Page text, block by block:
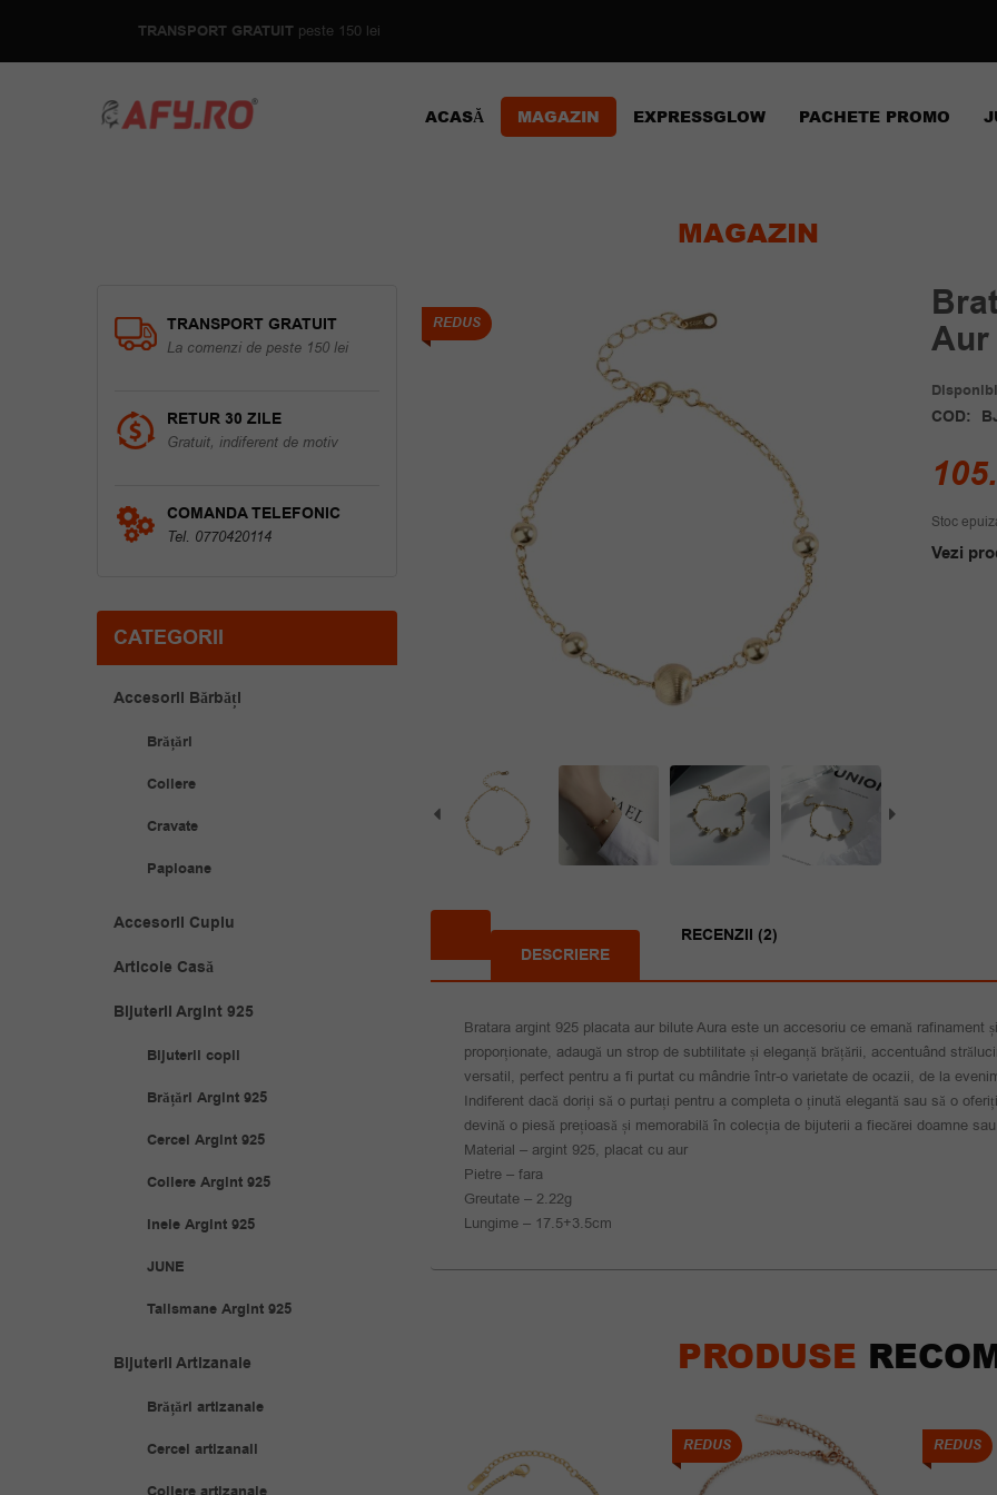
TRANSPORT GRATUIT peste 150 lei
ACASĂ MAGAZIN EXPRESSGLOW PACHETE PROMO
MAGAZIN
REDUS
COD:
Stoc
Vezi
DESCRIERE
RECENZII (2)
Bratara argint 925 placata aur bilute Aura este un accesoriu ce emană rafinament
proporționate, adaugă un strop de subtilitate și eleganță brățării, accentuând
versatil, perfect pentru a fi purtat cu mândrie într-o varietate de ocazii, de la
Indiferent dacă doriți să o purtați pentru a completa o ținută elegantă sau să o
devină o piesă prețioasă și memorabilă în colecția de bijuterii a fiecărei doamne
Material – argint 925, placat cu aur
Pietre – fara
Greutate – 2.22g
Lungime – 17.5+3.5cm
PRODUSE
REDUS REDUS REDUS
TRANSPORT GRATUIT
La comenzi de peste 150 lei
RETUR 30 ZILE
Gratuit, indiferent de motiv
COMANDA TELEFONIC
Tel. 0770420114
CATEGORII
Accesorii Bărbăți
Brățări
Coliere
Cravate
Papioane
Accesorii Cuplu
Articole Casă
Bijuterii Argint 925
Bijuterii copii
Brățări Argint 925
Cercei Argint 925
Coliere Argint 925
Inele Argint 925
JUNE
Talismane Argint 925
Bijuterii Artizanale
Brățări artizanale
Cercei artizanali